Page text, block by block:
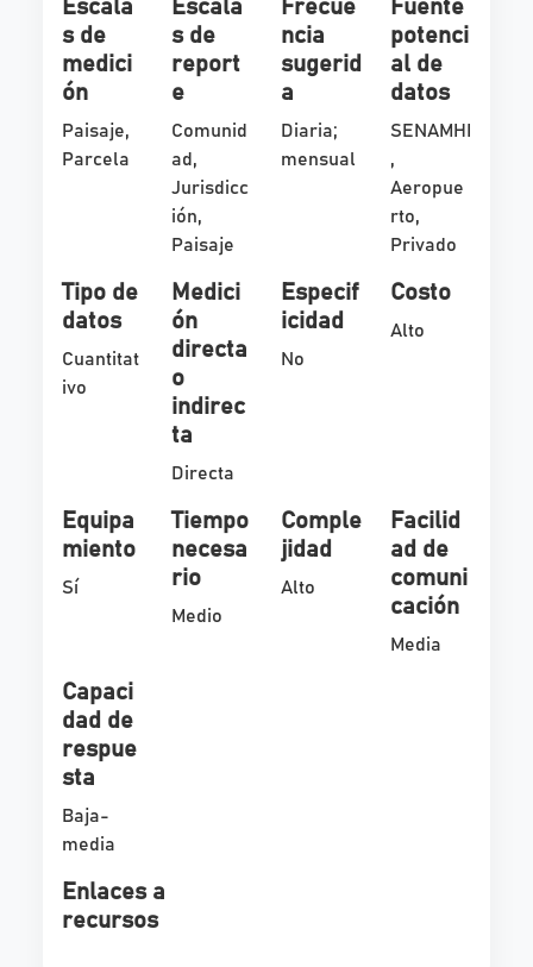
Escala
s de
medici
ón
Paisaje,
Parcela
Escala
s de
report
e
Comunid
ad,
Jurisdicc
ión,
Paisaje
Frecue
ncia
sugerid
a
Diaria;
mensual
Fuente
potenci
al de
datos
SENAMHI
,
Aeropue
rto,
Privado
Tipo de
datos
Cuantitat
ivo
Medici
ón
directa
o
indirec
ta
Directa
Especif
icidad
No
Costo
Alto
Equipa
miento
Sí
Tiempo
necesa
rio
Medio
Comple
jidad
Alto
Facilid
ad de
comuni
cación
Media
Capaci
dad de
respue
sta
Baja-
media
Enlaces a
recursos